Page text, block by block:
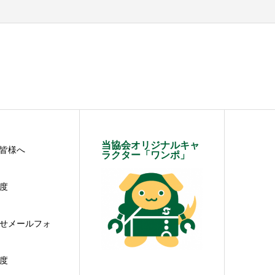
様へ
メールフォ
当協会オリジナルキャ
ラクター「ワンポ」